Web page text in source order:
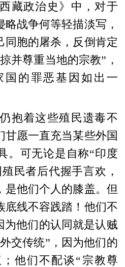
藏政治史》中，对于
略战争何等轻描淡写，
同胞的屠杀，反倒肯定
并尊重当地的宗教”，
国的罪恶基因如出一
着这些殖民遗毒不
甘愿一直充当某些外国
。可无论是自称“印度
民者后代握手言欢，
是他们个人的膝盖。但
底线不容践踏！他们不
为他们的认同就是认贼
交传统”，因为他们的
他们不配谈“宗教尊